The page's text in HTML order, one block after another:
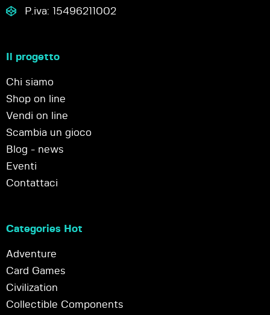
P.iva: 15496211002
Il progetto
Chi siamo
Shop on line
Vendi on line
Scambia un gioco
Blog - news
Eventi
Contattaci
Categories Hot
Adventure
Card Games
Civilization
Collectible Components